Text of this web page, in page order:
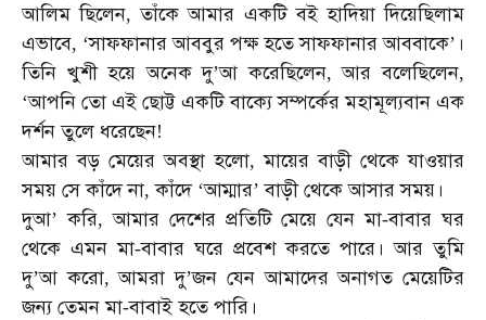
আলিম ছিলেন,তাঁকে আমার একটি বই হাদিয়া দিয়েছিলাম
এভাবে, ‘সাফফানার আববুর পক্ষ হতে সাফফানার আববাকে’ ।
তিনি খুশী হয়ে অনেক দু’আ করেছিলেন,আর বলেছিলেন,
‘আপনি তো এই ছোট্ট একটি বাক্যে সম্পর্কের মহামূল্যবান এক
দর্শন তুলে ধরেছেন!
আমার বড় মেয়ের অবস্থা হলো,মায়ের বাড়ী থেকে যাওয়ার
সময় সে কাঁদে না,কাঁদে‘আম্মার’বাড়ী থেকে আসার সময়।
দুআ’করি,আমার দেশের প্রতিটি মেয়ে যেন মা-বাবার ঘর
থেকে এমন মা-বাবার ঘরে প্রবেশ করতে পারে। আর তুমি
দু’আ করো,আমরা দু’জন যেন আমাদের অনাগত মেয়েটির
জন্য তেমন মা-বাবাই হতে পারি।